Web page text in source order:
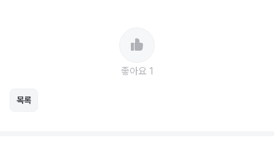
좋아요 1
목록